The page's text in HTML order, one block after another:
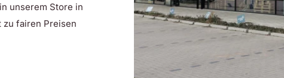
unserem Store in
zu fairen Preisen